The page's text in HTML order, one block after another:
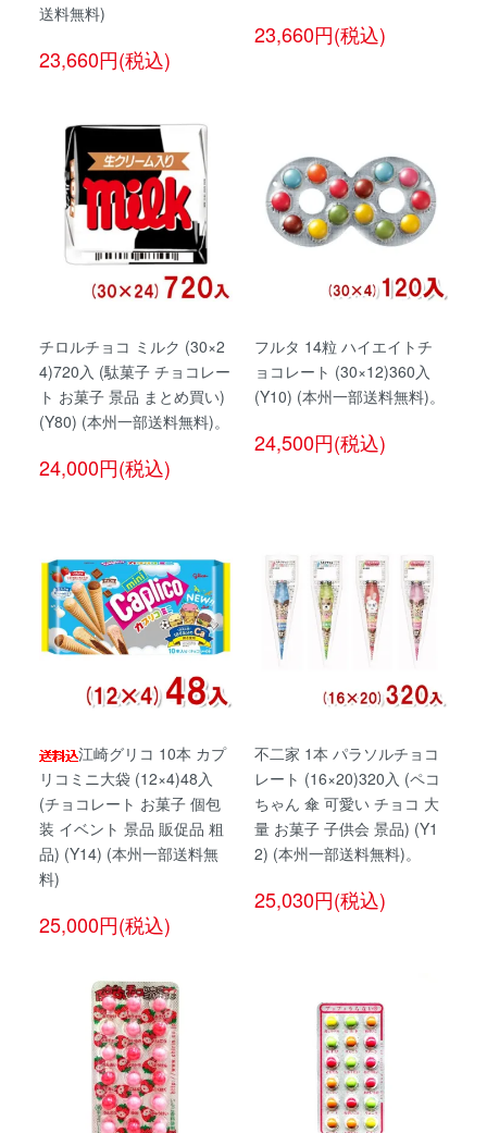
送料無料)
23,660円(税込)
23,660円(税込)
チロルチョコ ミルク (30×2
4)720入 (駄菓子 チョコレー
ト お菓子 景品 まとめ買い)
(Y80) (本州一部送料無料)。
24,000円(税込)
フルタ 14粒 ハイエイトチ
ョコレート (30×12)360入
(Y10) (本州一部送料無料)。
24,500円(税込)
江崎グリコ 10本 カプ
リコミニ大袋 (12×4)48入
(チョコレート お菓子 個包
装 イベント 景品 販促品 粗
品) (Y14) (本州一部送料無
料)
25,000円(税込)
不二家 1本 パラソルチョコ
レート (16×20)320入 (ペコ
ちゃん 傘 可愛い チョコ 大
量 お菓子 子供会 景品) (Y1
2) (本州一部送料無料)。
25,030円(税込)